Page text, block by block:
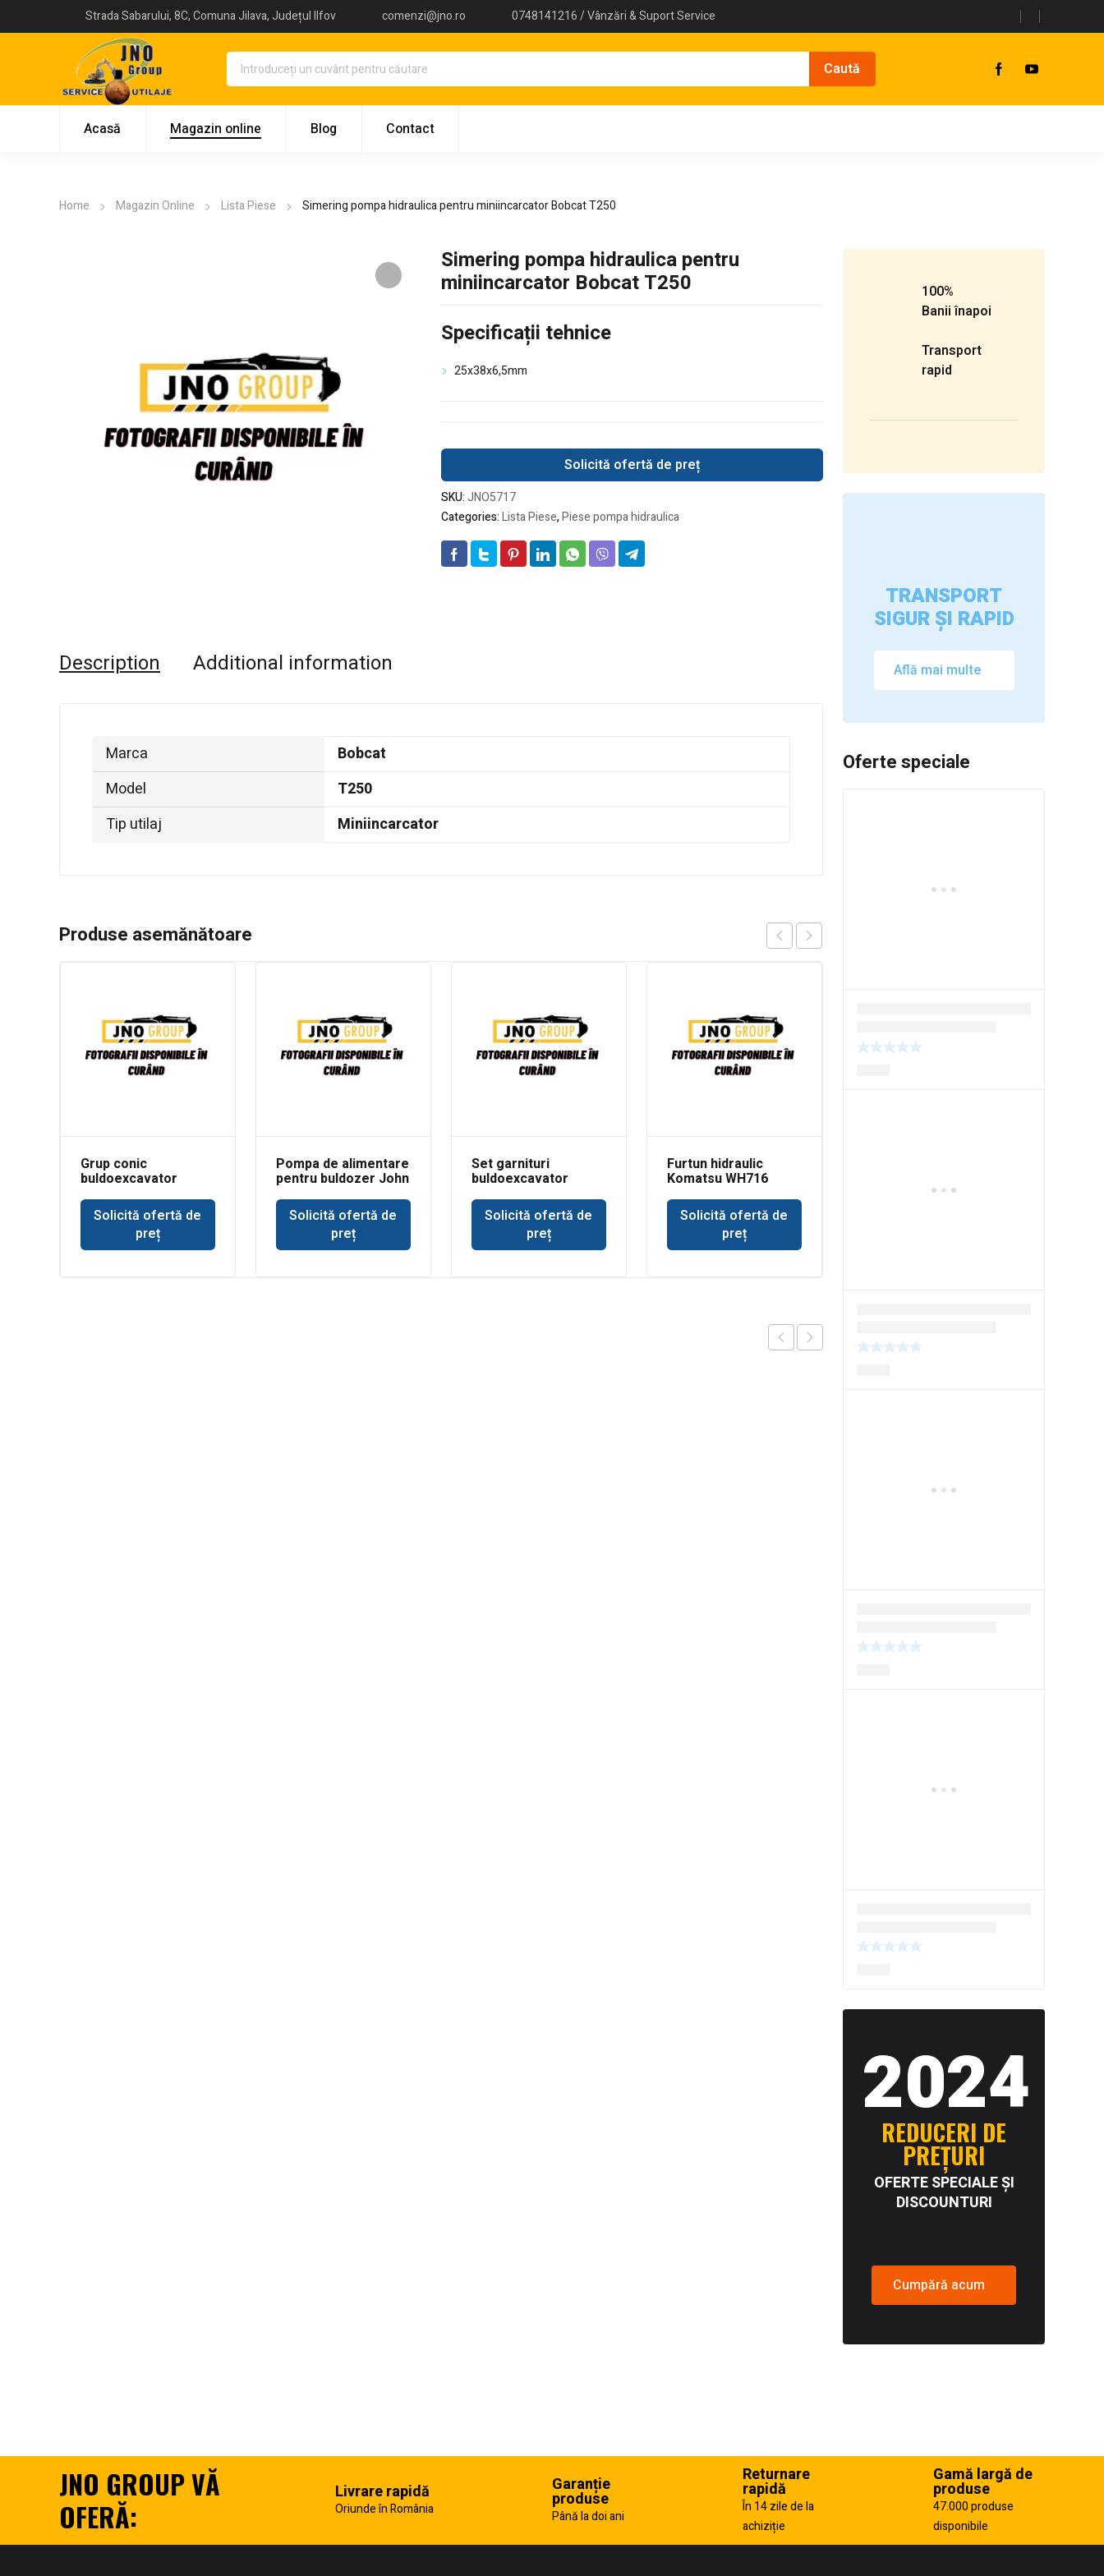
Strada Sabarului, 8C, Comuna Jilava, Județul Ilfov comenzi@jno.ro 0748141216 / Vânzări & Suport Service
Acasă Magazin online Blog Contact
Home Magazin Online Lista Piese Simering pompa hidraulica pentru miniincarcator Bobcat T250
Simering pompa hidraulica pentru
miniincarcator Bobcat T250
Specificații tehnice
25x38x6,5mm
Solicită ofertă de preț
SKU:JNO5717
Categories:Lista Piese,Piese pompa hidraulica
Description Additional information
Marca
Bobcat
Model
T250
Tip utilaj
Miniincarcator
Produse asemănătoare
Grup conic
buldoexcavator
Solicită ofertă de
preț
Pompa de alimentare
pentru buldozer John
Solicită ofertă de
preț
Set garnituri
buldoexcavator
basculare cupa
incarcare
Solicită ofertă de
preț
Furtun hidraulic
Komatsu WH716
Solicită ofertă de
preț
100%
Banii înapoi
Transport
rapid
TRANSPORT
SIGUR ȘI RAPID
Află mai multe
Oferte speciale
2024
REDUCERI DE
PREȚURI
OFERTE SPECIALE ȘI
DISCOUNTURI
Cumpără acum
JNO GROUP VĂ
OFERĂ:
Livrare rapidă
Oriunde în România
Garanție
produse
Până la doi ani
Returnare
rapidă
În 14 zile de la
achiziție
Gamă largă de
produse
47.000 produse
disponibile